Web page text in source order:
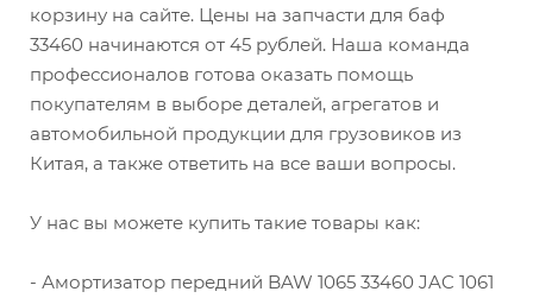
корзину на сайте. Цены на запчасти для баф
33460 начинаются от 45 рублей. Наша команда
профессионалов готова оказать помощь
покупателям в выборе деталей, агрегатов и
автомобильной продукции для грузовиков из
Китая, а также ответить на все ваши вопросы.
У нас вы можете купить такие товары как:
- Амортизатор передний BAW 1065 33460 JAC 1061